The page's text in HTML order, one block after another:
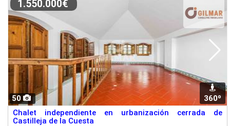
50 360º
1.550.000€
Chalet independiente en urbanización cerrada de
Castilleja de la Cuesta